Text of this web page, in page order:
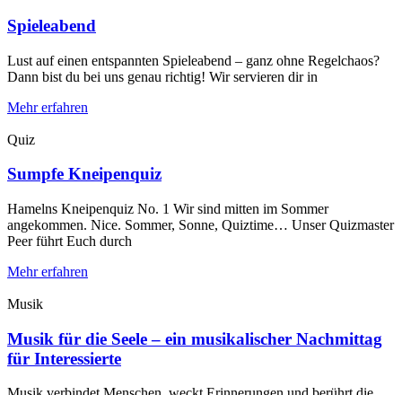
Spieleabend
Lust auf einen entspannten Spieleabend – ganz ohne Regelchaos?
Dann bist du bei uns genau richtig! Wir servieren dir in
Mehr erfahren
Quiz
Sumpfe Kneipenquiz
Hamelns Kneipenquiz No. 1 Wir sind mitten im Sommer
angekommen. Nice. Sommer, Sonne, Quiztime… Unser Quizmaster
Peer führt Euch durch
Mehr erfahren
Musik
Musik für die Seele – ein musikalischer Nachmittag
für Interessierte